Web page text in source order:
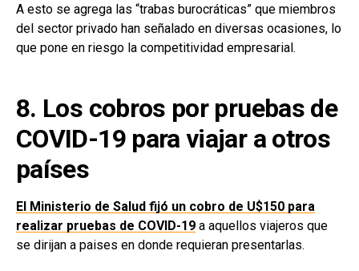
A esto se agrega las “trabas burocráticas” que miembros
del sector privado han señalado en diversas ocasiones, lo
que pone en riesgo la competitividad empresarial.
8. Los cobros por pruebas de
COVID-19 para viajar a otros
países
El Ministerio de Salud fijó un cobro de U$150 para
realizar pruebas de COVID-19 a aquellos viajeros que
se dirijan a paises en donde requieran presentarlas.